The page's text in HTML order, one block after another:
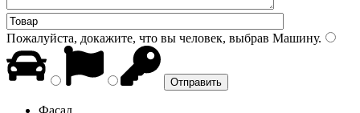
Пожалуйста, докажите, что вы человек, выбрав Машину.
Фасад